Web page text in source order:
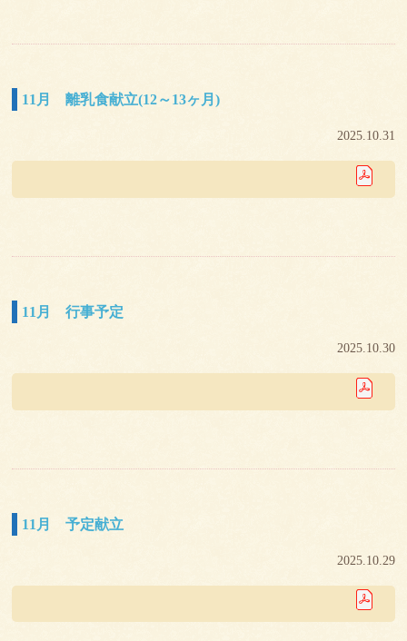
11月 離乳食献立(12～13ヶ月)
2025.10.31
11月 行事予定
2025.10.30
11月 予定献立
2025.10.29